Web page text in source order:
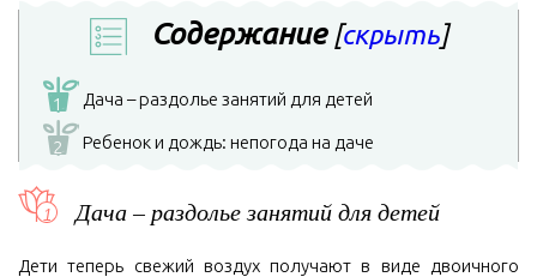
Содержание [скрыть]
1 Дача – раздолье занятий для детей
2 Ребенок и дождь: непогода на даче
Дача – раздолье занятий для детей
Дети теперь свежий воздух получают в виде двоичного